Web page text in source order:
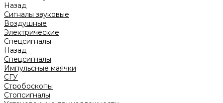
Назад
Сигналы звуковые
Воздушные
Электрические
Спецсигналы
Назад
Спецсигналы
Импульсные маячки
СГУ
Стробоскопы
Стопсигналы